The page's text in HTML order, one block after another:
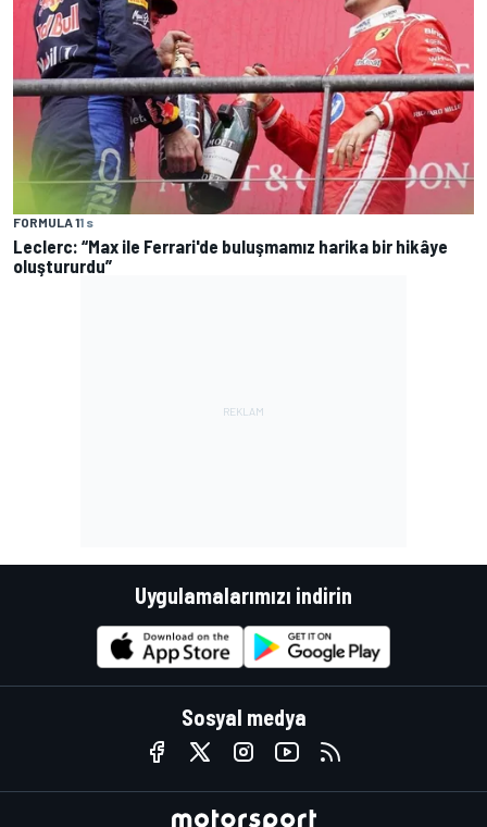
FORMULA 11 s
Leclerc: “Max ile Ferrari'de buluşmamız harika bir hikâye
oluştururdu”
Uygulamalarımızı indirin
Sosyal medya